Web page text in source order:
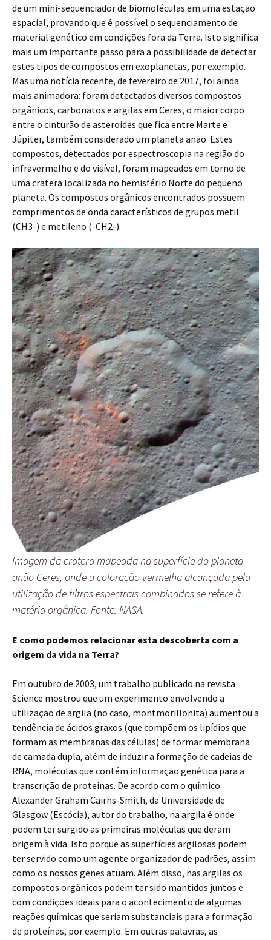
de um mini-sequenciador de biomoléculas em uma estação
espacial, provando que é possível o sequenciamento de
material genético em condições fora da Terra. Isto significa
mais um importante passo para a possibilidade de detectar
estes tipos de compostos em exoplanetas, por exemplo.
Mas uma notícia recente, de fevereiro de 2017, foi ainda
mais animadora: foram detectados diversos compostos
orgânicos, carbonatos e argilas em Ceres, o maior corpo
entre o cinturão de asteroides que fica entre Marte e
Júpiter, também considerado um planeta anão. Estes
compostos, detectados por espectroscopia na região do
infravermelho e do visível, foram mapeados em torno de
uma cratera localizada no hemisfério Norte do pequeno
planeta. Os compostos orgânicos encontrados possuem
comprimentos de onda característicos de grupos metil
(CH3-) e metileno (-CH2-).
Imagem da cratera mapeada na superfície do planeta
anão Ceres, onde a coloração vermelha alcançada pela
utilização de filtros espectrais combinados se refere à
matéria orgânica. Fonte: NASA.
E como podemos relacionar esta descoberta com a
origem da vida na Terra?
Em outubro de 2003, um trabalho publicado na revista
Science mostrou que um experimento envolvendo a
utilização de argila (no caso, montmorillonita) aumentou a
tendência de ácidos graxos (que compõem os lipídios que
formam as membranas das células) de formar membrana
de camada dupla, além de induzir a formação de cadeias de
RNA, moléculas que contém informação genética para a
transcrição de proteínas. De acordo com o químico
Alexander Graham Cairns-Smith, da Universidade de
Glasgow (Escócia), autor do trabalho, na argila é onde
podem ter surgido as primeiras moléculas que deram
origem à vida. Isto porque as superfícies argilosas podem
ter servido como um agente organizador de padrões, assim
como os nossos genes atuam. Além disso, nas argilas os
compostos orgânicos podem ter sido mantidos juntos e
com condições ideais para o acontecimento de algumas
reações químicas que seriam substanciais para a formação
de proteínas, por exemplo. Em outras palavras, as